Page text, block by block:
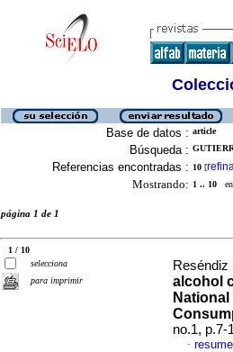
Base de datos : article
Búsqueda :
Referencias encontradas : 10 [
Mostrando: 1 .. 10 en
página 1 de 1
1 / 10
selecciona
para imprimir
alcohol
no.1, p.7-
·